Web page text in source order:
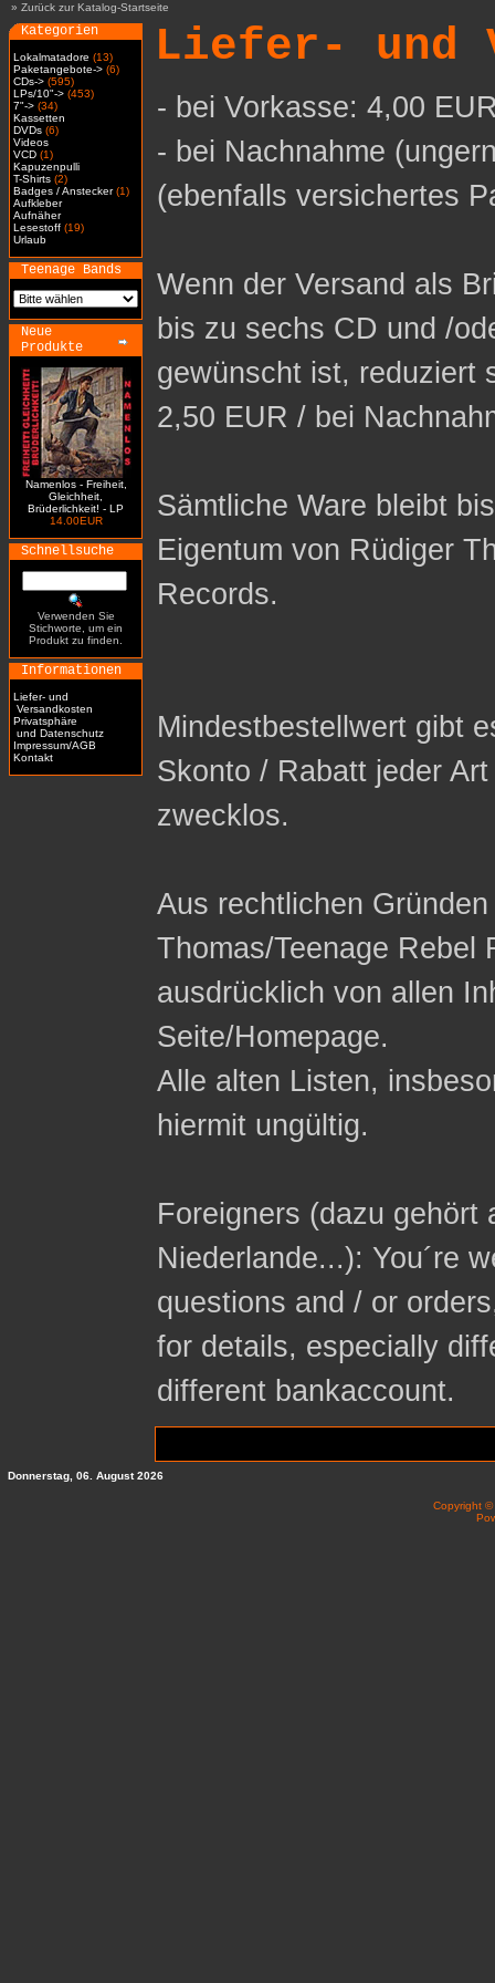
» Zurück zur Katalog-Startseite
Kategorien
Lokalmatadore (13)
Paketangebote-> (6)
CDs-> (595)
LPs/10"-> (453)
7"-> (34)
Kassetten
DVDs (6)
Videos
VCD (1)
Kapuzenpulli
T-Shirts (2)
Badges / Anstecker(1)
Aufkleber
Aufnäher
Lesestoff (19)
Urlaub
Teenage Bands
Neue
Produkte
Namenlos - Freiheit,
Gleichheit,
Brüderlichkeit! - LP
14.00EUR
Schnellsuche
Verwenden Sie
Stichworte, um ein
Produkt zu finden.
Informationen
Liefer- und
Versandkosten
Privatsphäre
und Datenschutz
Impressum/AGB
Kontakt
Liefer- und
- bei Vorkasse: 4,00
- bei Nachnahme
(ebenfalls versichertes
Wenn der Versand als
bis zu sechs CD und /
gewünscht ist, reduziert
2,50 EUR / bei
Sämtliche Ware bleibt
Eigentum von Rüdiger
Records.
Mindestbestellwert gibt
Skonto / Rabatt jeder
zwecklos.
Aus rechtlichen
Thomas/Teenage Rebel
ausdrücklich von allen
Seite/Homepage.
Alle alten Listen,
hiermit ungültig.
Foreigners (dazu gehört
Niederlande...): You´re
questions and / or
for details, especially
different bankaccount.
Donnerstag, 06. August 2026
Copyright